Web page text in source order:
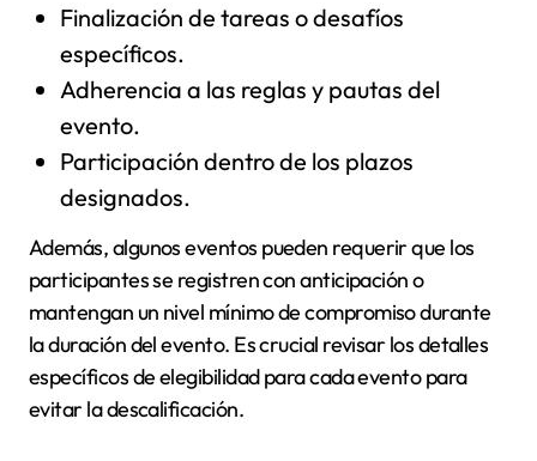
Finalización de tareas o desafíos
específicos.
Adherencia a las reglas y pautas del
evento.
Participación dentro de los plazos
designados.
Además, algunos eventos pueden requerir que los
participantes se registren con anticipación o
mantengan un nivel mínimo de compromiso durante
la duración del evento. Es crucial revisar los detalles
específicos de elegibilidad para cada evento para
evitar la descalificación.